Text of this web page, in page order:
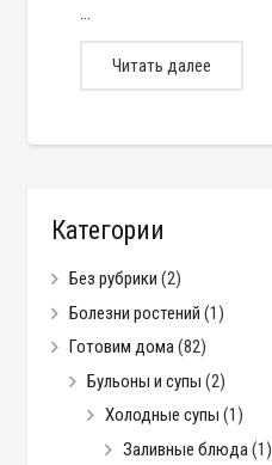
…
Читать далее
Категории
Без рубрики (2)
Болезни ростений (1)
Готовим дома(82)
Бульоны и супы (2)
Холодные супы (1)
Заливные блюда(1)